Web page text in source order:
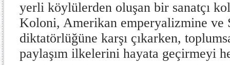
yerli köylülerden oluşan bir sanatçı
Koloni, Amerikan emperyalizmine ve
diktatörlüğüne karşı çıkarken,
paylaşım ilkelerini hayata geçirmeyi